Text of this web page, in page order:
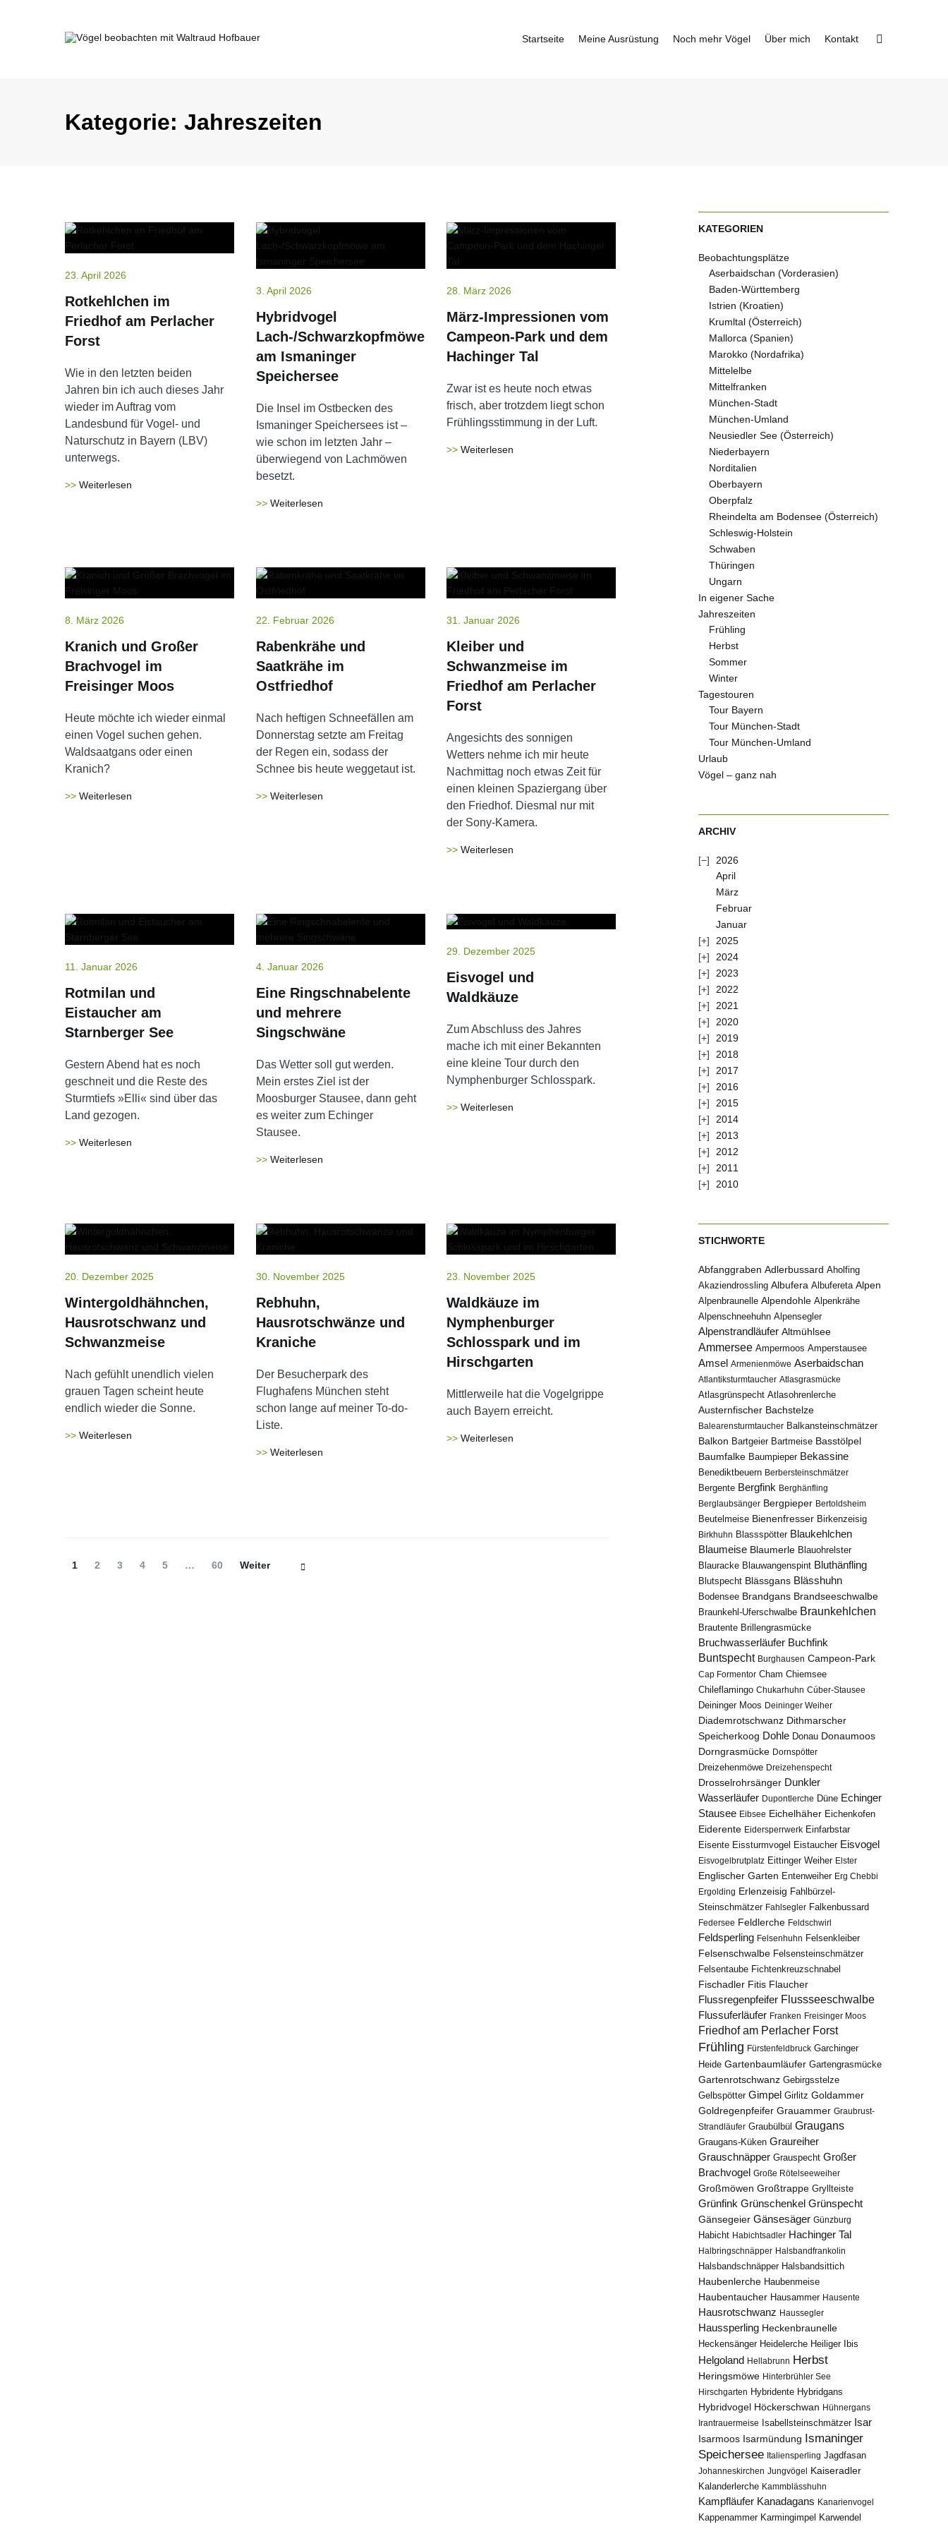
Startseite Meine Ausrüstung Noch mehr Vögel Über mich Kontakt
Kategorie: Jahreszeiten
23. April 2026
Rotkehlchen im
Friedhof am Perlacher
Forst
Wie in den letzten beiden
Jahren bin ich auch dieses Jahr
wieder im Auftrag vom
Landesbund für Vogel- und
Naturschutz in Bayern (LBV)
unterwegs.
Weiterlesen
3. April 2026
Hybridvogel
Lach-/Schwarzkopfmöwe
am Ismaninger
Speichersee
Die Insel im Ostbecken des
Ismaninger Speichersees ist –
wie schon im letzten Jahr –
überwiegend von Lachmöwen
besetzt.
Weiterlesen
28. März 2026
März-Impressionen vom
Campeon-Park und dem
Hachinger Tal
Zwar ist es heute noch etwas
frisch, aber trotzdem liegt schon
Frühlingsstimmung in der Luft.
Weiterlesen
8. März 2026
Kranich und Großer
Brachvogel im
Freisinger Moos
Heute möchte ich wieder einmal
einen Vogel suchen gehen.
Waldsaatgans oder einen
Kranich?
Weiterlesen
22. Februar 2026
Rabenkrähe und
Saatkrähe im
Ostfriedhof
Nach heftigen Schneefällen am
Donnerstag setzte am Freitag
der Regen ein, sodass der
Schnee bis heute weggetaut ist.
Weiterlesen
31. Januar 2026
Kleiber und
Schwanzmeise im
Friedhof am Perlacher
Forst
Angesichts des sonnigen
Wetters nehme ich mir heute
Nachmittag noch etwas Zeit für
einen kleinen Spaziergang über
den Friedhof. Diesmal nur mit
der Sony-Kamera.
Weiterlesen
11. Januar 2026
Rotmilan und
Eistaucher am
Starnberger See
Gestern Abend hat es noch
geschneit und die Reste des
Sturmtiefs »Elli« sind über das
Land gezogen.
Weiterlesen
4. Januar 2026
Eine Ringschnabelente
und mehrere
Singschwäne
Das Wetter soll gut werden.
Mein erstes Ziel ist der
Moosburger Stausee, dann geht
es weiter zum Echinger
Stausee.
Weiterlesen
29. Dezember 2025
Eisvogel und
Waldkäuze
Zum Abschluss des Jahres
mache ich mit einer Bekannten
eine kleine Tour durch den
Nymphenburger Schlosspark.
Weiterlesen
20. Dezember 2025
Wintergoldhähnchen,
Hausrotschwanz und
Schwanzmeise
Nach gefühlt unendlich vielen
grauen Tagen scheint heute
endlich wieder die Sonne.
Weiterlesen
30. November 2025
Rebhuhn,
Hausrotschwänze und
Kraniche
Der Besucherpark des
Flughafens München steht
schon lange auf meiner To-do-
Liste.
Weiterlesen
23. November 2025
Waldkäuze im
Nymphenburger
Schlosspark und im
Hirschgarten
Mittlerweile hat die Vogelgrippe
auch Bayern erreicht.
Weiterlesen
Beitrags-
Seite
1 Seite
2 Seite
3 Seite
4 Seite
5 … Seite
60 Weiter
KATEGORIEN
Beobachtungsplätze
Aserbaidschan (Vorderasien)
Baden-Württemberg
Istrien (Kroatien)
Krumltal (Österreich)
Mallorca (Spanien)
Marokko (Nordafrika)
Mittelelbe
Mittelfranken
München-Stadt
München-Umland
Neusiedler See (Österreich)
Niederbayern
Norditalien
Oberbayern
Oberpfalz
Rheindelta am Bodensee (Österreich)
Schleswig-Holstein
Schwaben
Thüringen
Ungarn
In eigener Sache
Jahreszeiten
Frühling
Herbst
Sommer
Winter
Tagestouren
Tour Bayern
Tour München-Stadt
Tour München-Umland
Urlaub
Vögel – ganz nah
ARCHIV
2026
April
März
Februar
Januar
2025
2024
2023
2022
2021
2020
2019
2018
2017
2016
2015
2014
2013
2012
2011
2010
STICHWORTE
Abfanggraben Adlerbussard Aholfing
Akaziendrossling Albufera Albufereta Alpen
Alpenbraunelle Alpendohle Alpenkrähe
Alpenschneehuhn Alpensegler
Alpenstrandläufer Altmühlsee
Ammersee Ampermoos Amperstausee
Amsel Armenienmöwe Aserbaidschan
Atlantiksturmtaucher Atlasgrasmücke
Atlasgrünspecht Atlasohrenlerche
Austernfischer Bachstelze
Balearensturmtaucher Balkansteinschmätzer
Balkon Bartgeier Bartmeise Basstölpel
Baumfalke Baumpieper Bekassine
Benediktbeuern Berbersteinschmätzer
Bergente Bergfink Berghänfling
Berglaubsänger Bergpieper Bertoldsheim
Beutelmeise Bienenfresser Birkenzeisig
Birkhuhn Blassspötter Blaukehlchen
Blaumeise Blaumerle Blauohrelster
Blauracke Blauwangenspint Bluthänfling
Blutspecht Blässgans Blässhuhn
Bodensee Brandgans Brandseeschwalbe
Braunkehl-Uferschwalbe Braunkehlchen
Brautente Brillengrasmücke
Bruchwasserläufer Buchfink
Buntspecht Burghausen Campeon-Park
Cap Formentor Cham Chiemsee
Chileflamingo Chukarhuhn Cúber-Stausee
Deininger Moos Deininger Weiher
Diademrotschwanz Dithmarscher
Speicherkoog Dohle Donau Donaumoos
Dorngrasmücke Dornspötter
Dreizehenmöwe Dreizehenspecht
Drosselrohrsänger Dunkler
Wasserläufer Dupontlerche Düne Echinger
Stausee Eibsee Eichelhäher Eichenkofen
Eiderente Eidersperrwerk Einfarbstar
Eisente Eissturmvogel Eistaucher Eisvogel
Eisvogelbrutplatz Eittinger Weiher Elster
Englischer Garten Entenweiher Erg Chebbi
Ergolding Erlenzeisig Fahlbürzel-
Steinschmätzer Fahlsegler Falkenbussard
Federsee Feldlerche Feldschwirl
Feldsperling Felsenhuhn Felsenkleiber
Felsenschwalbe Felsensteinschmätzer
Felsentaube Fichtenkreuzschnabel
Fischadler Fitis Flaucher
Flussregenpfeifer Flussseeschwalbe
Flussuferläufer Franken Freisinger Moos
Friedhof am Perlacher Forst
Frühling Fürstenfeldbruck Garchinger
Heide Gartenbaumläufer Gartengrasmücke
Gartenrotschwanz Gebirgsstelze
Gelbspötter Gimpel Girlitz Goldammer
Goldregenpfeifer Grauammer Graubrust-
Strandläufer Graubülbül Graugans
Graugans-Küken Graureiher
Grauschnäpper Grauspecht Großer
Brachvogel Große Rötelseeweiher
Großmöwen Großtrappe Gryllteiste
Grünfink Grünschenkel Grünspecht
Gänsegeier Gänsesäger Günzburg
Habicht Habichtsadler Hachinger Tal
Halbringschnäpper Halsbandfrankolin
Halsbandschnäpper Halsbandsittich
Haubenlerche Haubenmeise
Haubentaucher Hausammer Hausente
Hausrotschwanz Haussegler
Haussperling Heckenbraunelle
Heckensänger Heidelerche Heiliger Ibis
Helgoland Hellabrunn Herbst
Heringsmöwe Hinterbrühler See
Hirschgarten Hybridente Hybridgans
Hybridvogel Höckerschwan Hühnergans
Irantrauermeise
Isabellsteinschmätzer Isar
Isarmoos Isarmündung Ismaninger
Speichersee Italiensperling Jagdfasan
Johanneskirchen Jungvögel Kaiseradler
Kalanderlerche Kammblässhuhn
Kampfläufer Kanadagans Kanarienvogel
Kappenammer Karmingimpel Karwendel